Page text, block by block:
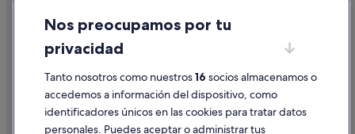
Condiciones de uso
Información legal/contacto
Pautas sobre el contenido y cómo denunciar contenido
Ayuda
Nos preocupamos por tu
privacidad
Tanto nosotros como nuestros16 socios almacenamos o
accedemos a información del dispositivo, como
identificadores únicos en las cookies para tratar datos
personales. Puedes aceptar o administrar tus